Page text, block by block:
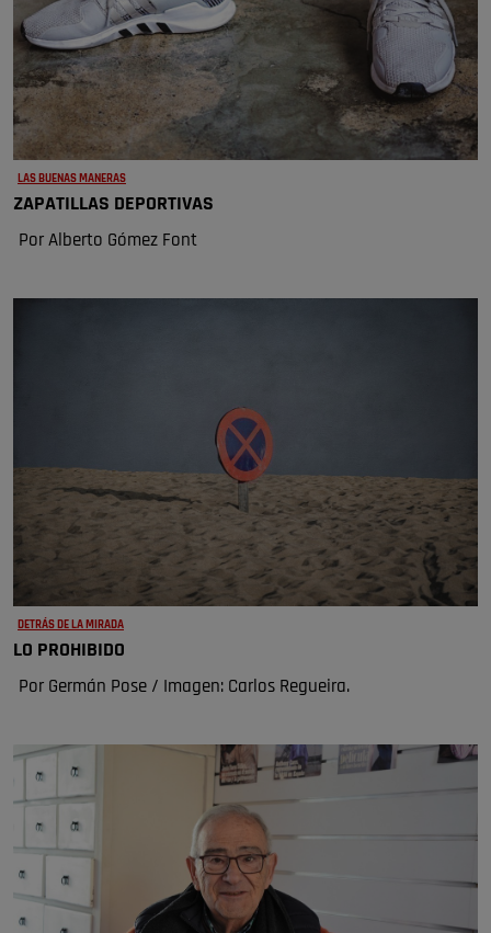
LAS BUENAS MANERAS
ZAPATILLAS DEPORTIVAS
Por Alberto Gómez Font
DETRÁS DE LA MIRADA
LO PROHIBIDO
Por Germán Pose / Imagen: Carlos Regueira.